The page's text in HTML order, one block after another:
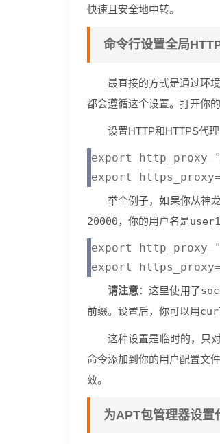
快速且安全地中转。
命令行设置全局
最直接的方式是通过环
都会遵循这个设置。打开你
设置HTTP和HTTPS代理
export
举个例子，如果你从神
20000，你的用户名是
export
请注意：这里使用了
前缀。设置后，你可以用
这种设置是临时的，只
命令添加到你的用户配置文
效。
为APT包管理器设置